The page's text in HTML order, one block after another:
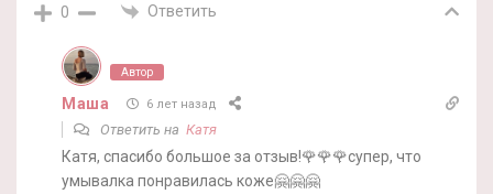
0 Ответить
Автор
Маша 6 лет назад
Ответить на Катя
Катя, спасибо большое за отзыв!🌹🌹🌹супер, что
умывалка понравилась коже🤗🤗🤗